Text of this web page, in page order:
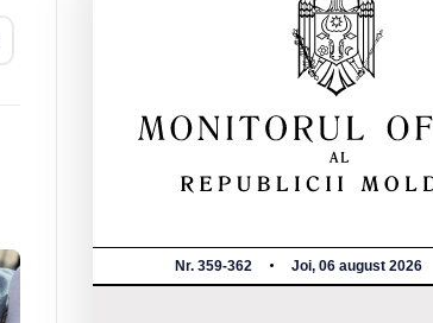
Nr. 359-362 Joi, 06 august 2026